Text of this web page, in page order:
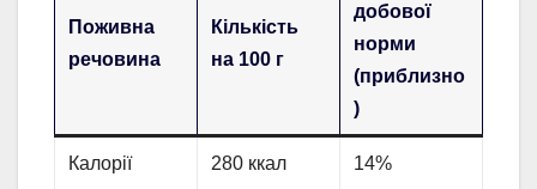
Поживна
речовина
Кількість
на 100 г
добової
норми
(приблизно
)
Калорії 280 ккал 14%